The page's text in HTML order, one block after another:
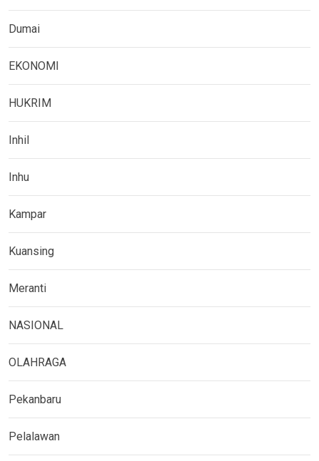
Dumai
EKONOMI
HUKRIM
Inhil
Inhu
Kampar
Kuansing
Meranti
NASIONAL
OLAHRAGA
Pekanbaru
Pelalawan